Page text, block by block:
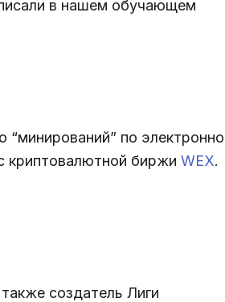
в нашем обучающем
по
криптовалютной биржи WEX.
создатель Лиги